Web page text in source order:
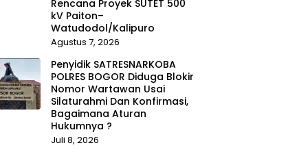
Rencana Proyek SUTET 500
kV Paiton–
Watudodol/Kalipuro
Agustus 7, 2026
Penyidik SATRESNARKOBA
POLRES BOGOR Diduga Blokir
Nomor Wartawan Usai
Silaturahmi Dan Konfirmasi,
Bagaimana Aturan
Hukumnya ?
Juli 8, 2026